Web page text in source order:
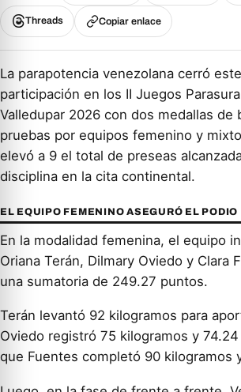
Threads Copiar enlace
La parapotencia venezolana cerró
participación en los II Juegos
Valledupar 2026 con dos medallas de
pruebas por equipos femenino y
elevó a 9 el total de preseas
disciplina en la cita continental.
EL EQUIPO FEMENINO ASEGURÓ EL PODIO
En la modalidad femenina, el equipo
Oriana Terán, Dilmary Oviedo y Clara
una sumatoria de 249.27 puntos.
Terán levantó 92 kilogramos para
Oviedo registró 75 kilogramos y
que Fuentes completó 90 kilogramos